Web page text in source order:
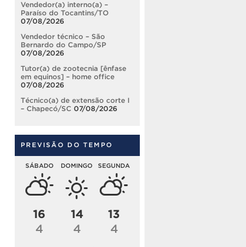
Vendedor(a) interno(a) –
Paraíso do Tocantins/TO
07/08/2026
Vendedor técnico – São
Bernardo do Campo/SP
07/08/2026
Tutor(a) de zootecnia [ênfase
em equinos] – home office
07/08/2026
Técnico(a) de extensão corte I
– Chapecó/SC 07/08/2026
PREVISÃO DO TEMPO
SÁBADO
16
4
DOMINGO
14
4
SEGUNDA
13
4